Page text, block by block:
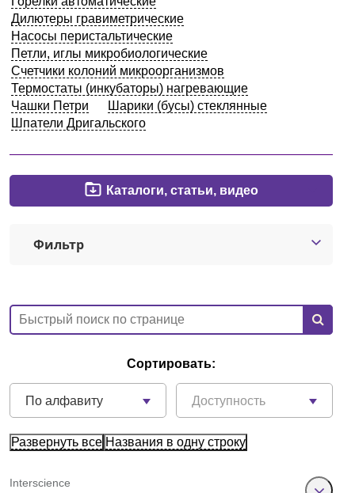
Кемерово
О компании
Новости
Производители
Контакты
Дилютеры гравиметрические
Насосы перистальтические
Петли, иглы микробиологические
Счетчики колоний микроорганизмов
Термостаты (инкубаторы) нагревающие
Чашки Петри
Шарики (бусы) стеклянные
Шпатели Дригальского
Каталоги, статьи, видео
Фильтр
Сортировать:
По алфавиту Доступность
Развернуть все Названия в одну строку
Interscience